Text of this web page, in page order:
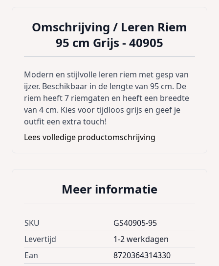
Omschrijving / Leren Riem
95 cm Grijs - 40905
Modern en stijlvolle leren riem met gesp van
ijzer. Beschikbaar in de lengte van 95 cm. De
riem heeft 7 riemgaten en heeft een breedte
van 4 cm. Kies voor tijdloos grijs en geef je
outfit een extra touch!
Lees volledige productomschrijving
Meer informatie
SKU
GS40905-95
Levertijd
1-2 werkdagen
Ean
8720364314330